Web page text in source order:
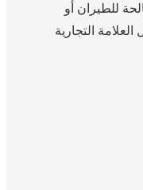
للطيران أو
التجارية